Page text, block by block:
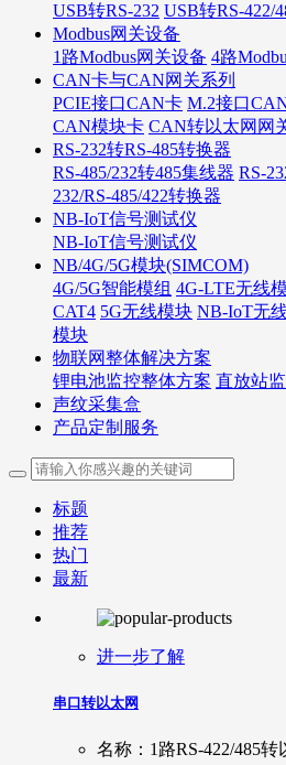
USB转RS-232 USB转RS-422/
Modbus网关设备
1路Modbus网关设备 4路
CAN卡与CAN网关系列
PCIE接口CAN卡 M.2接口
CAN模块卡 CAN转以太网网
RS-232转RS-485转换器
RS-485/232转485集线器 RS-
232/RS-485/422转换器
NB-IoT信号测试仪
NB-IoT信号测试仪
NB/4G/5G模块(SIMCOM)
4G/5G智能模组 4G-LTE无线
CAT4 5G无线模块 NB-IoT无
模块
物联网整体解决方案
锂电池监控整体方案 直放站
声纹采集盒
产品定制服务
标题
推荐
热门
最新
进一步了解
串口转以太网
名称：1路RS-422/485转